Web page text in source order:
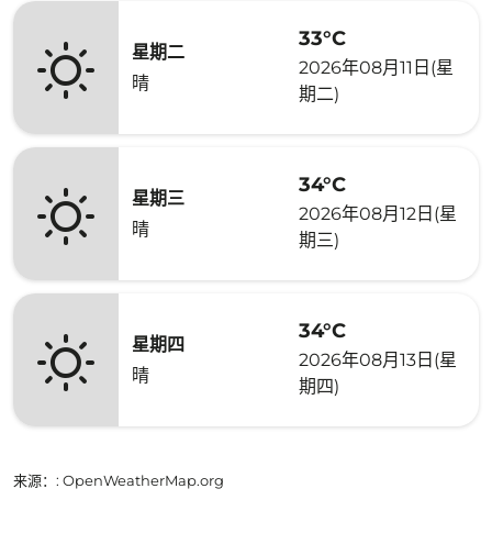
星期二
晴
33°C
2026年08月11日(星
期二)
星期三
晴
34°C
2026年08月12日(星
期三)
星期四
晴
34°C
2026年08月13日(星
期四)
来源： : OpenWeatherMap.org